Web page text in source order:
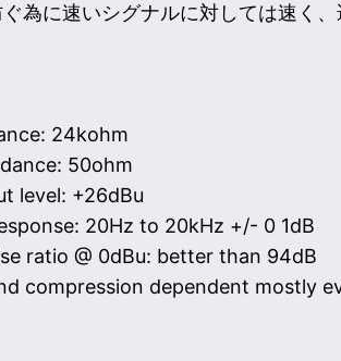
為に速いシグナルに対しては速く
24kohm
50ohm
level: +26dBu
20Hz to 20kHz +/- 0 1dB
ratio @ 0dBu: better than 94dB
compression dependent mostly